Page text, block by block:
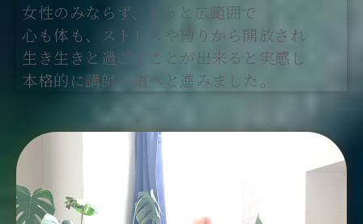
女性のみならず、もっと広範囲で
心も体も、ストレスや縛りから開放され
生き生きと過ごすことが出来ると実感し
本格的に講師の道へと進みました。